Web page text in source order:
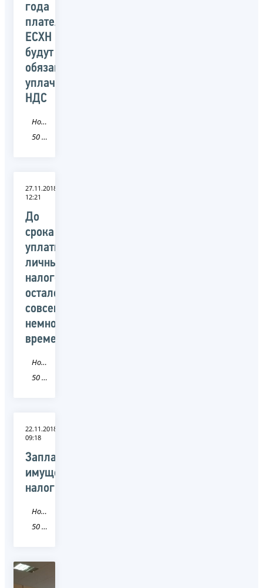
года
плательщики
ЕСХН
будут
обязаны
уплачивать
НДС
Новость
50 Московская область
27.11.2018
12:21
До
срока
уплаты
личных
налогов
осталось
совсем
немного
времени
Новость
50 Московская область
22.11.2018
09:18
Заплатите
имущественные
налоги
Новость
50 Московская область